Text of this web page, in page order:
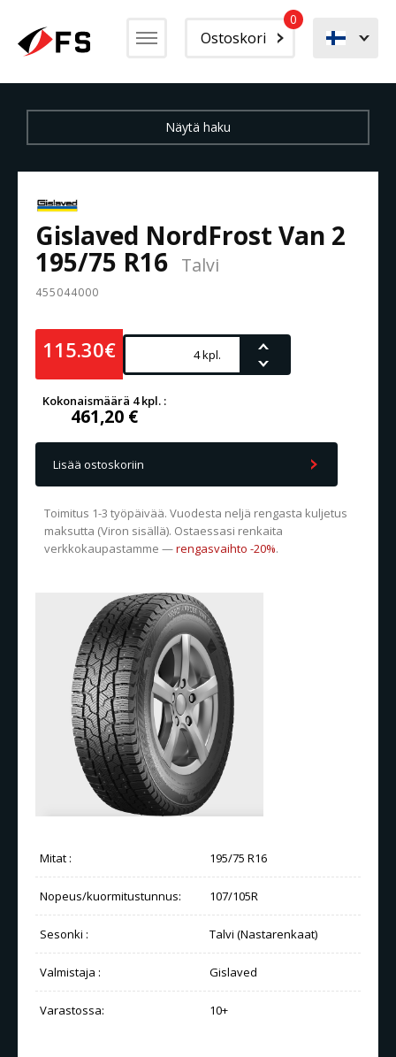
Ostoskori
0
Gislaved NordFrost Van 2
195/75 R16 Talvi
455044000
115.30€
Kokonaismäärä 4 kpl. :
461,20 €
Lisää ostoskoriin
Toimitus 1-3 työpäivää. Vuodesta neljä rengasta kuljetus
maksutta (Viron sisällä). Ostaessasi renkaita
verkkokaupastamme —rengasvaihto -20%.
Mitat : 195/75 R16
Nopeus/kuormitustunnus: 107/105R
Sesonki : Talvi (Nastarenkaat)
Valmistaja : Gislaved
Varastossa: 10+